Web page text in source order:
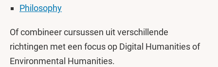
Philosophy
Of combineer cursussen uit verschillende
richtingen met een focus op Digital Humanities of
Environmental Humanities.